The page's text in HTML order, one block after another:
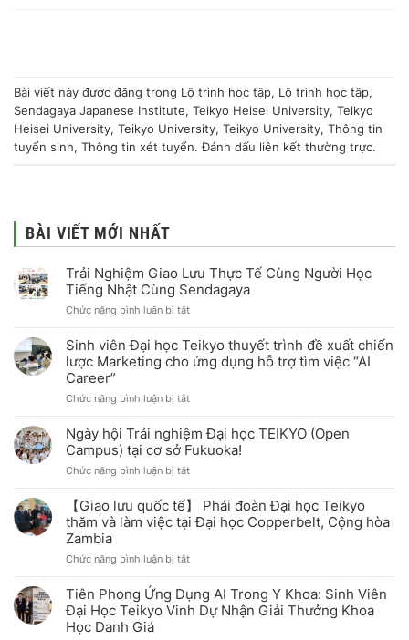
Bài viết này được đăng trong Lộ trình học tập, Lộ trình học tập,
Sendagaya Japanese Institute, Teikyo Heisei University, Teikyo
Heisei University, Teikyo University, Teikyo University, Thông tin
tuyển sinh, Thông tin xét tuyển. Đánh dấu liên kết thường trực.
BÀI VIẾT MỚI NHẤT
Trải Nghiệm Giao Lưu Thực Tế Cùng Người Học
Tiếng Nhật Cùng Sendagaya
Chức năng bình luận bị tắtở
Nghiệm
Giao
Lưu
Tế
Người
Học
Tiếng
Nhật
Sendagaya
Sinh viên Đại học Teikyo thuyết trình đề xuất chiến
lược Marketing cho ứng dụng hỗ trợ tìm việc “AI
Career”
Chức năng bình luận bị tắtở
viên
Đại
học
Teikyo
trình
đề
xuất
lược
ứng
dụng
Ngày hội Trải nghiệm Đại học TEIKYO (Open
Campus) tại cơ sở Fukuoka!
Chức năng bình luận bị tắtở
hội
Trải
nghiệm
học
Campus)
tại
【Giao lưu quốc tế】 Phái đoàn Đại học Teikyo
thăm và làm việc tại Đại học Copperbelt, Cộng hòa
Zambia
Chức năng bình luận bị tắtở
quốc
tế】
Tiên Phong Ứng Dụng AI Trong Y Khoa: Sinh Viên
Đại Học Teikyo Vinh Dự Nhận Giải Thưởng Khoa
Học Danh Giá